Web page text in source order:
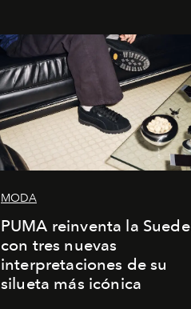
MODA
PUMA reinventa la Suede
con tres nuevas
interpretaciones de su
silueta más icónica